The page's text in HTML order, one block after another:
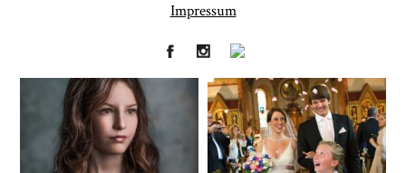
Impressum
Fineart Hochzeit